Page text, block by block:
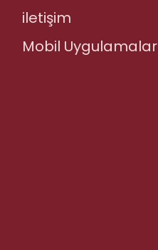
iletişim
Mobil Uygulamalar